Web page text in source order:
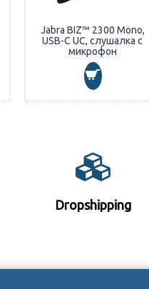
Jabra BIZ™ 2300 Mono,
USB-C UC, слушалка с
микрофон
Dropshipping